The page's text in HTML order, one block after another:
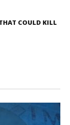
COULD KILL